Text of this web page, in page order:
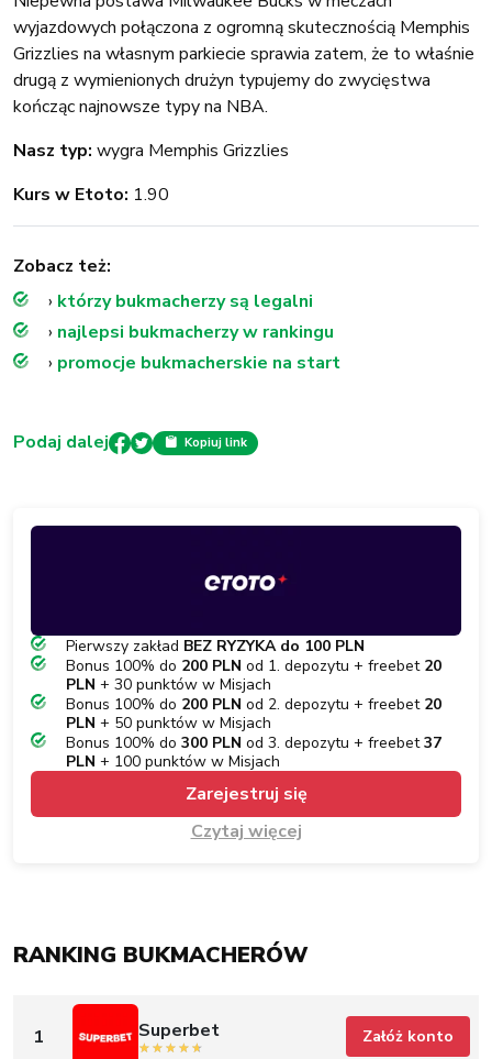
wyjazdowych połączona z ogromną skutecznością Memphis
Grizzlies na własnym parkiecie sprawia zatem, że to właśnie
drugą z wymienionych drużyn typujemy do zwycięstwa
kończąc najnowsze typy na NBA.
Nasz typ: wygra Memphis Grizzlies
Kurs w Etoto: 1.90
Zobacz też:
› którzy bukmacherzy są legalni
› najlepsi bukmacherzy w rankingu
› promocje bukmacherskie na start
Podaj dalej Kopiuj link
Pierwszy zakład BEZ RYZYKA do 100 PLN
Bonus 100% do 200 PLN od 1. depozytu + freebet 20
PLN + 30 punktów w Misjach
Bonus 100% do 200 PLN od 2. depozytu + freebet 20
PLN + 50 punktów w Misjach
Bonus 100% do 300 PLN od 3. depozytu + freebet37
PLN + 100 punktów w Misjach
Zarejestruj się
Czytaj więcej
RANKING BUKMACHERÓW
1 Superbet Załóż konto